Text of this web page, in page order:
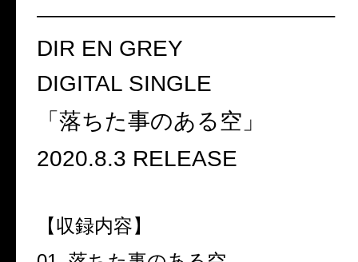
———————————————–
DIR EN GREY
DIGITAL SINGLE
「落ちた事のある空」
2020.8.3 RELEASE
【収録内容】